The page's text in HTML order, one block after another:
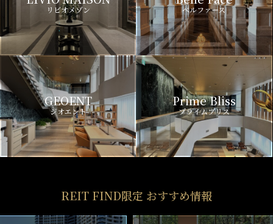
リビオメゾン ベルファース
GEOENT
ジオエント
Prime Bliss
プライムブリス
REIT FIND限定 おすすめ情報